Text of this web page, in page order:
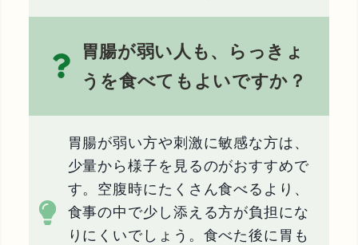
胃腸が弱い人も、らっきょ
うを食べてもよいですか？
胃腸が弱い方や刺激に敏感な方は、
少量から様子を見るのがおすすめで
す。空腹時にたくさん食べるより、
食事の中で少し添える方が負担にな
りにくいでしょう。食べた後に胃も